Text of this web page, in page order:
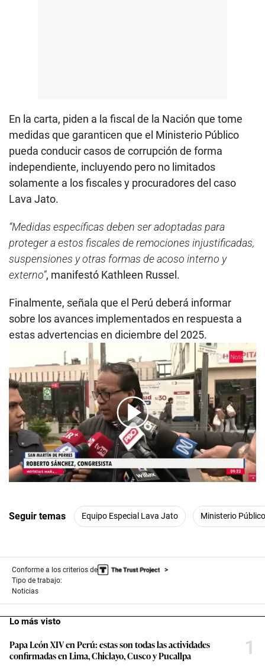
En la carta, piden a la fiscal de la Nación que tome
medidas que garanticen que el Ministerio Público
pueda conducir casos de corrupción de forma
independiente, incluyendo pero no limitados
solamente a los fiscales y procuradores del caso
Lava Jato.
“Medidas específicas deben ser adoptadas para
proteger a estos fiscales de remociones injustificadas,
suspensiones y otras formas de acoso interno y
externo”, manifestó Kathleen Russel.
Finalmente, señala que el Perú deberá informar
sobre los avances implementados en respuesta a
estas advertencias en diciembre del 2025.
00:00/05:07
Seguir temas Equipo Especial Lava Jato Ministerio Público
Conforme a los criterios de
Tipo de trabajo:
Noticias
Lo más visto
Papa León XIV en Perú: estas son todas las actividades
confirmadas en Lima, Chiclayo, Cusco y Pucallpa
1